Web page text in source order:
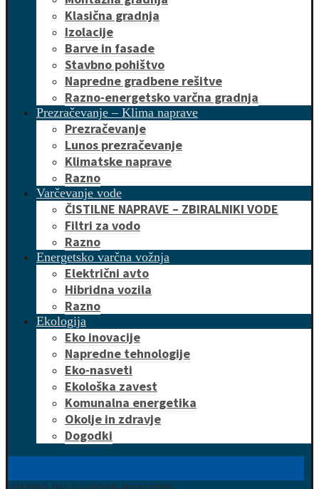
Klasična gradnja
Izolacije
Barve in fasade
Stavbno pohištvo
Napredne gradbene rešitve
Razno-energetsko varčna gradnja
Prezračevanje – Klima naprave
Prezračevanje
Lunos prezračevanje
Klimatske naprave
Razno
Varčevanje vode
ČISTILNE NAPRAVE – ZBIRALNIKI VODE
Filtri za vodo
Razno
Energetsko varčna vožnja
Električni avto
Hibridna vozila
Razno
Ekologija
Eko inovacije
Napredne tehnologije
Eko-nasveti
Ekološka zavest
Komunalna energetika
Okolje in zdravje
Dogodki